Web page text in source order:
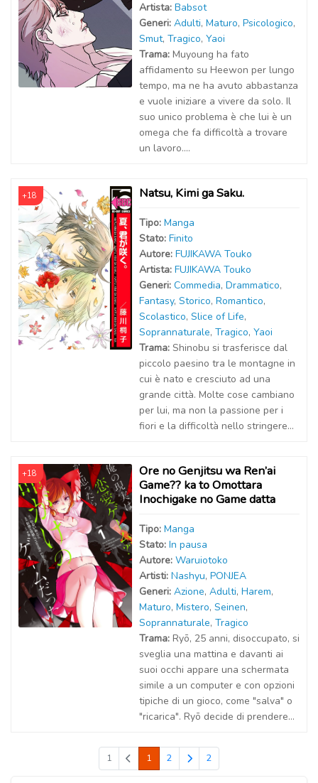
Artista: Babsot
Generi: Adulti, Maturo, Psicologico,
Smut, Tragico, Yaoi
Trama: Muyoung ha fato
affidamento su Heewon per lungo
tempo, ma ne ha avuto abbastanza
e vuole iniziare a vivere da solo. Il
suo unico problema è che lui è un
omega che fa difficoltà a trovare
un lavoro....
+18 Natsu, Kimi ga Saku.
Tipo: Manga
Stato: Finito
Autore: FUJIKAWA Touko
Artista: FUJIKAWA Touko
Generi: Commedia, Drammatico,
Fantasy, Storico, Romantico,
Scolastico, Slice of Life,
Soprannaturale, Tragico, Yaoi
Trama: Shinobu si trasferisce dal
piccolo paesino tra le montagne in
cui è nato e cresciuto ad una
grande città. Molte cose cambiano
per lui, ma non la passione per i
fiori e la difficoltà nello stringere...
+18
Ore no Genjitsu wa Ren’ai
Game?? ka to Omottara
Inochigake no Game datta
Tipo: Manga
Stato: In pausa
Autore: Waruiotoko
Artisti: Nashyu, PONJEA
Generi: Azione, Adulti, Harem,
Maturo, Mistero, Seinen,
Soprannaturale, Tragico
Trama: Ryō, 25 anni, disoccupato, si
sveglia una mattina e davanti ai
suoi occhi appare una schermata
simile a un computer e con opzioni
tipiche di un gioco, come "salva" o
"ricarica". Ryō decide di prendere...
1 1 2 2